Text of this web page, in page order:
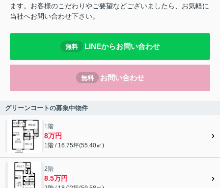
ます。お客様のこだわりやご要望などございましたら、お気軽に
当社へお問い合わせ下さい。
無料 LINEからお問い合わせ
無料 お問い合わせ
グリーンコートの募集中物件
1階
8万円
1階 / 16.75坪(55.40㎡)
2階
8.5万円